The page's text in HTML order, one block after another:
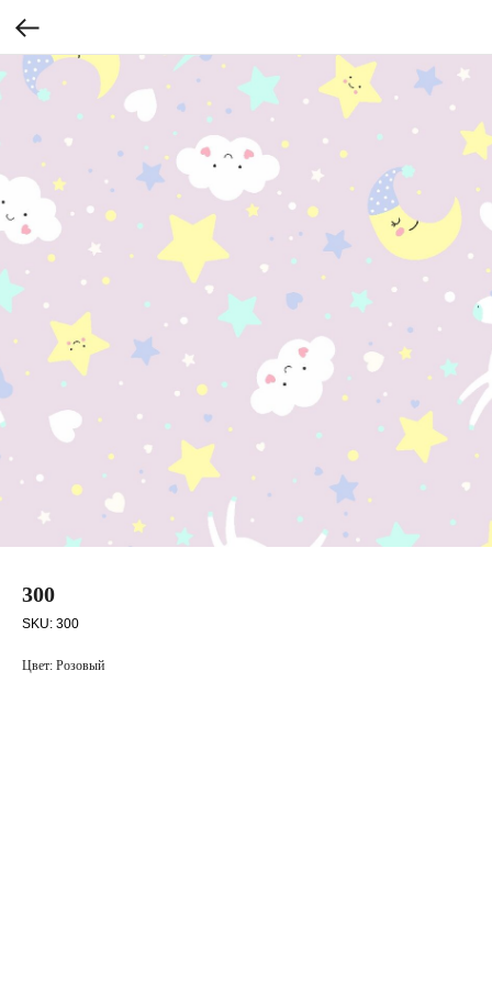
300
SKU: 300
Цвет: Розовый